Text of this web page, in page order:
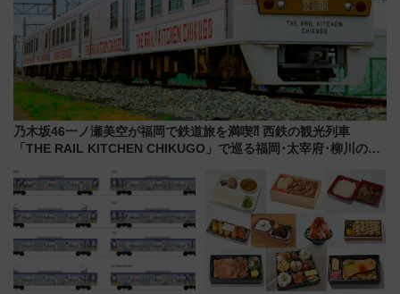
乃木坂46一ノ瀬美空が福岡で鉄道旅を満喫⁈ 西鉄の観光列車
「THE RAIL KITCHEN CHIKUGO」で巡る福岡･太宰府･柳川の